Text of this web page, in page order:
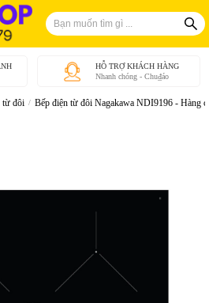
HỖ TRỢ KHÁCH HÀNG
Nhanh chóng - Chu₫áo
từ đôi Bếp điện từ đôi Nagakawa NDI9196 - Hàng